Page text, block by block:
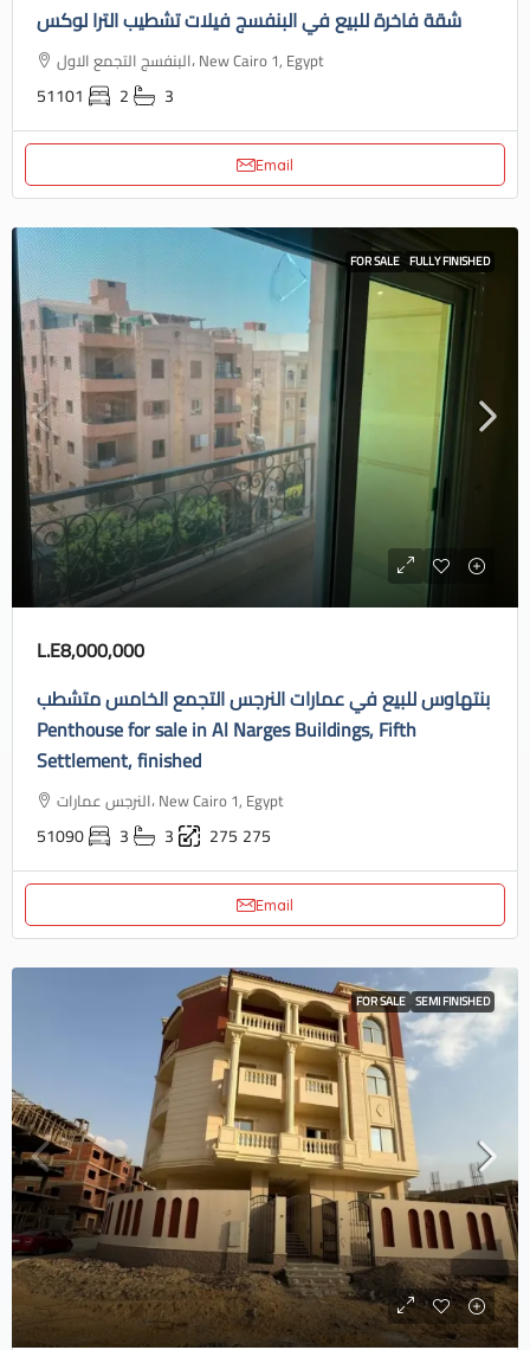
شقة فاخرة للبيع في البنفسج فيلات تشطيب الترا لوكس
البنفسج التجمع الاول، New Cairo 1, Egypt
51101 2 3
Email
FOR SALE FULLY FINISHED
L.E8,000,000
بنتهاوس للبيع في عمارات النرجس التجمع الخامس متشطب
Penthouse for sale in Al Narges Buildings, Fifth
Settlement, finished
النرجس عمارات، New Cairo 1, Egypt
51090 3 3 275 275
Email
FOR SALE SEMI FINISHED